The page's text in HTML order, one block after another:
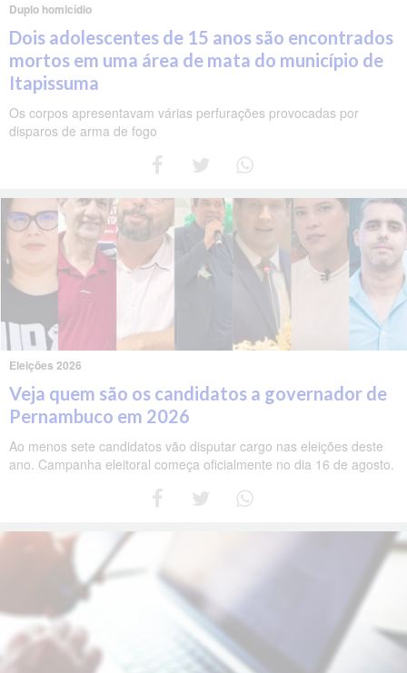
Duplo homicídio
Dois adolescentes de 15 anos são encontrados
mortos em uma área de mata do município de
Itapissuma
Os corpos apresentavam várias perfurações provocadas por
disparos de arma de fogo
Eleições 2026
Veja quem são os candidatos a governador de
Pernambuco em 2026
Ao menos sete candidatos vão disputar cargo nas eleições deste
ano. Campanha eleitoral começa oficialmente no dia 16 de agosto.